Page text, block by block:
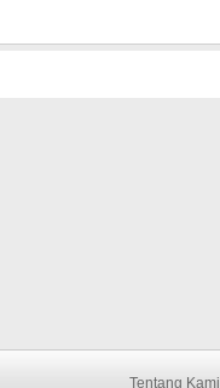
Tentang Kami